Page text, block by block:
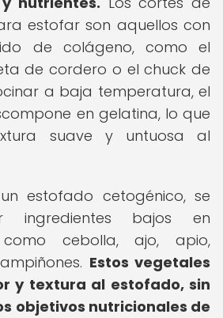
estofar son aquellos con
de colágeno, como el
de cordero o el chuck de
a baja temperatura, el
en gelatina, lo que
suave y untuosa al
estofado cetogénico, se
ingredientes bajos en
como cebolla, ajo, apio,
Estos vegetales
y textura al estofado, sin
objetivos nutricionales de